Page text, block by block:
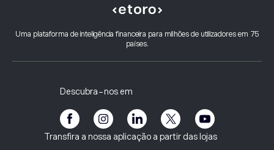
Uma plataforma de inteligência financeira para milhões de utilizadores em 75
países.
Descubra-nos em
Transfira a nossa aplicação a partir das lojas
Como efetuar levantamentos
Abrir conta
Como verificar a sua conta
Vulnerabilidade do Cliente
Como funciona o CopyTrading
O que é a Alavancagem & Margem
Compra e Venda Explicadas
eToro Academia
Porquê escolher o eToro
Impressum
Regulamentação
Divulgação de riscos
Termos e Condições
Principais documentos informativos
Programa de Afiliados
Clube da eToro
Seguros de Investimento